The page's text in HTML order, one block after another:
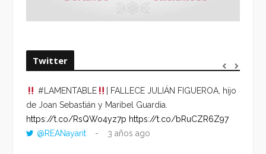
Twitter
#LAMENTABLE
| FALLECE JULIÁN FIGUEROA, hijo
de Joan Sebastián y Maribel Guardia.
https://t.co/RsQWo4yz7p https://t.co/bRuCZR6Z97
@REANayarit
3 años ago